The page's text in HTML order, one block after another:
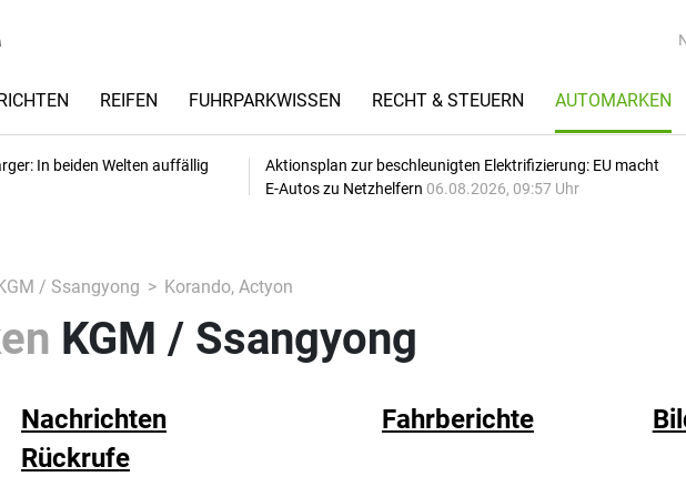
REIFEN FUHRPARKWISSEN RECHT & STEUERN AUTOMARKEN
In beiden Welten auffällig
Aktionsplan zur beschleunigten Elektrifizierung: EU macht
E-Autos zu Netzhelfern 06.08.2026, 09:57 Uhr
/ Ssangyong Korando, Actyon
KGM / Ssangyong
Nachrichten Fahrberichte
Rückrufe